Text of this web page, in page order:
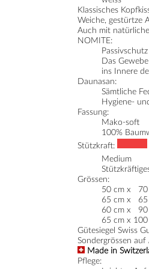
Klassisches
Weiche, gestürtze
Auch mit
NOMITE:
Das
ins Innere
Daunasan:
Sämtliche
Hygiene-
Fassung:
Mako-soft
100%
Stützkraft:
Medium
Grössen:
50 cm x 70
65 cm x 65
60 cm x 90
65 cm x
Gütesiegel Swiss
Sondergrössen auf
Made in
Pflege: